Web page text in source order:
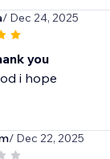
/ Dec 24, 2025
you
i hope
/ Dec 22, 2025